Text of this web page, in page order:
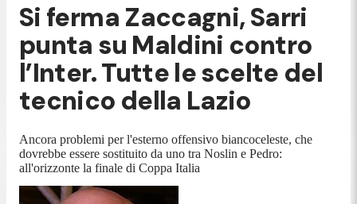
Si ferma Zaccagni, Sarri
punta su Maldini contro
l’Inter. Tutte le scelte del
tecnico della Lazio
Ancora problemi per l'esterno offensivo biancoceleste, che
dovrebbe essere sostituito da uno tra Noslin e Pedro:
all'orizzonte la finale di Coppa Italia